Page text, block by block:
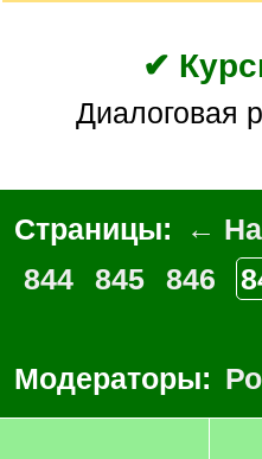
✔
Страницы: ←
844
845 846
Модераторы: